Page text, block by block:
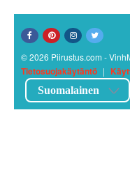
© 2026 Piirustus.com -
Tietosuojakäytäntö |
Suomalainen